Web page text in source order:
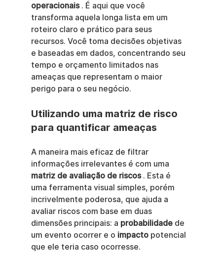
operacionais . É aqui que você
transforma aquela longa lista em um
roteiro claro e prático para seus
recursos. Você toma decisões objetivas
e baseadas em dados, concentrando seu
tempo e orçamento limitados nas
ameaças que representam o maior
perigo para o seu negócio.
Utilizando uma matriz de risco
para quantificar ameaças
A maneira mais eficaz de filtrar
informações irrelevantes é com uma
matriz de avaliação de riscos . Esta é
uma ferramenta visual simples, porém
incrivelmente poderosa, que ajuda a
avaliar riscos com base em duas
dimensões principais: a probabilidade de
um evento ocorrer e o impacto potencial
que ele teria caso ocorresse.